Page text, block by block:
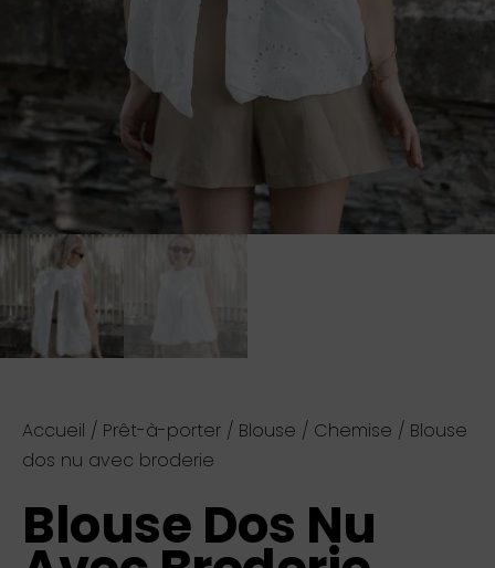
Accueil / Prêt-à-porter / Blouse / Chemise / Blouse
dos nu avec broderie
Blouse Dos Nu